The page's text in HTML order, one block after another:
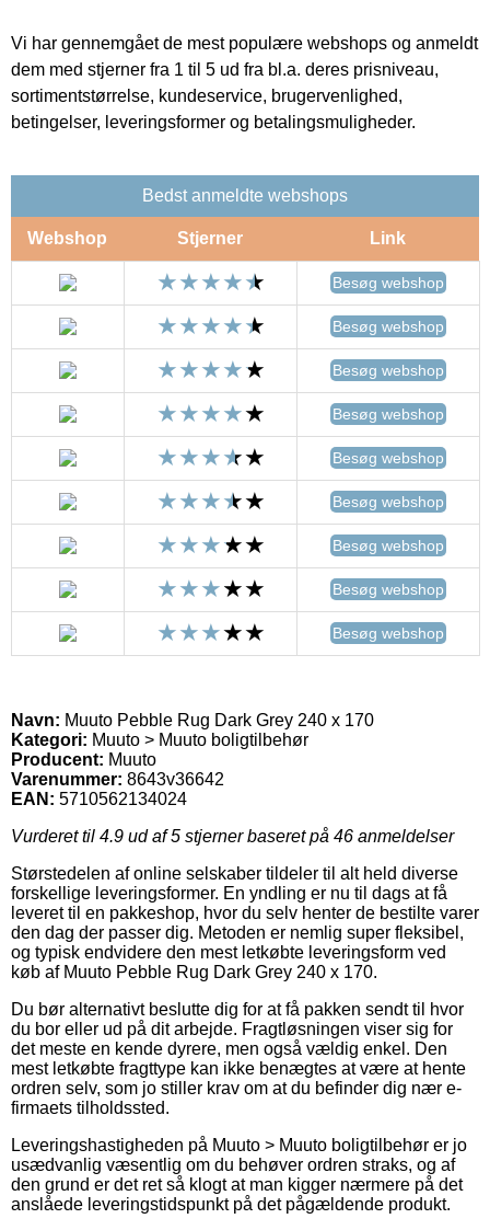
Vi har gennemgået de mest populære webshops og anmeldt
dem med stjerner fra 1 til 5 ud fra bl.a. deres prisniveau,
sortimentstørrelse, kundeservice, brugervenlighed,
betingelser, leveringsformer og betalingsmuligheder.
Bedst anmeldte webshops
Webshop Stjerner Link
Besøg webshop
Besøg webshop
Besøg webshop
Besøg webshop
Besøg webshop
Besøg webshop
Besøg webshop
Besøg webshop
Besøg webshop
Navn: Muuto Pebble Rug Dark Grey 240 x 170
Kategori: Muuto > Muuto boligtilbehør
Producent: Muuto
Varenummer: 8643v36642
EAN: 5710562134024
Vurderet til 4.9 ud af 5 stjerner baseret på 46 anmeldelser
Størstedelen af online selskaber tildeler til alt held diverse
forskellige leveringsformer. En yndling er nu til dags at få
leveret til en pakkeshop, hvor du selv henter de bestilte varer
den dag der passer dig. Metoden er nemlig super fleksibel,
og typisk endvidere den mest letkøbte leveringsform ved
køb af Muuto Pebble Rug Dark Grey 240 x 170.
Du bør alternativt beslutte dig for at få pakken sendt til hvor
du bor eller ud på dit arbejde. Fragtløsningen viser sig for
det meste en kende dyrere, men også vældig enkel. Den
mest letkøbte fragttype kan ikke benægtes at være at hente
ordren selv, som jo stiller krav om at du befinder dig nær e-
firmaets tilholdssted.
Leveringshastigheden på Muuto > Muuto boligtilbehør er jo
usædvanlig væsentlig om du behøver ordren straks, og af
den grund er det ret så klogt at man kigger nærmere på det
anslåede leveringstidspunkt på det pågældende produkt.